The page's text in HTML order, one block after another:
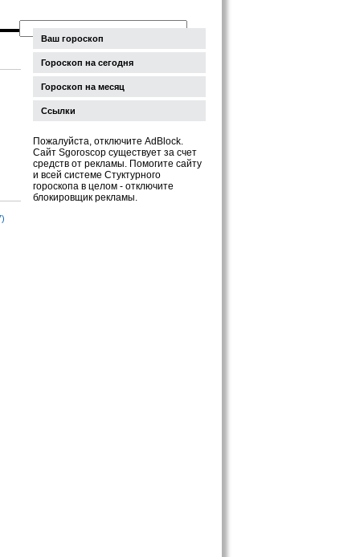
Ваш гороскоп
Гороскоп на сегодня
Гороскоп на месяц
Ссылки
Пожалуйста, отключите AdBlock.
Сайт Sgoroscop существует за счет
средств от рекламы. Помогите сайту
и всей системе Стуктурного
гороскопа в целом - отключите
блокировщик рекламы.